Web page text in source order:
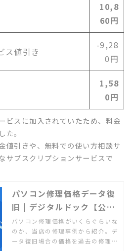
10,8
60円
ス値引き
-9,28
0円
1,58
0円
ビスに加入されていたため、料金
た。
値引きや、無料での使い方相談サ
サブスクリプションサービスで
パソコン修理価格データ復
旧 | デジタルドック【公
式】
パソコン修理価格がいくらぐらいな
のか、当店の修理事例から紹介。デ
ータ復旧場合の価格を過去の修理事